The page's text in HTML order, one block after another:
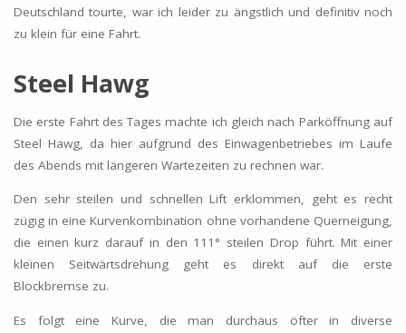
Deutschland tourte, war ich leider zu ängstlich und definitiv noch
zu klein für eine Fahrt.
Steel Hawg
Die erste Fahrt des Tages machte ich gleich nach Parköffnung auf
Steel Hawg, da hier aufgrund des Einwagenbetriebes im Laufe
des Abends mit längeren Wartezeiten zu rechnen war.
Den sehr steilen und schnellen Lift erklommen, geht es recht
zügig in eine Kurvenkombination ohne vorhandene Querneigung,
die einen kurz darauf in den 111° steilen Drop führt. Mit einer
kleinen Seitwärtsdrehung geht es direkt auf die erste
Blockbremse zu.
Es folgt eine Kurve, die man durchaus öfter in diverse